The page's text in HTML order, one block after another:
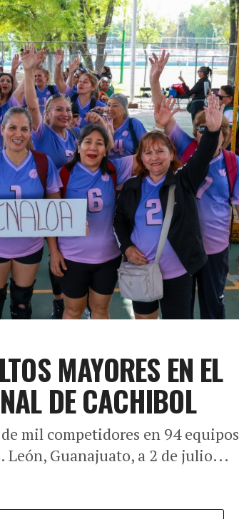
MAYORES EN EL
DE CACHIBOL
mil competidores en 94 equipos
León, Guanajuato, a 2 de julio...